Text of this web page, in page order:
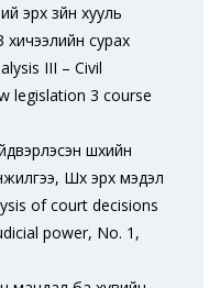
эрх зүйн хууль
сурах
III – Civil
legislation 3 course
шүүхийн
Шүүх эрх мэдэл
of court decisions
power, No. 1,